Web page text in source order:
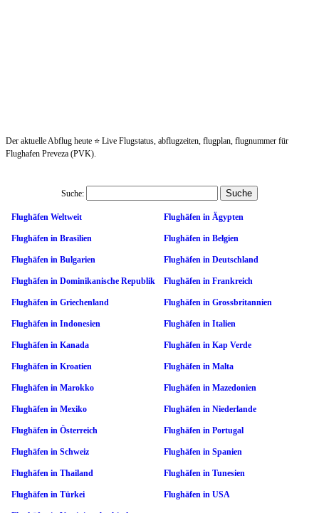
Der aktuelle Abflug heute ⭐ Live Flugstatus, abflugzeiten, flugplan, flugnummer für
Flughafen Preveza (PVK).
Suche:
Flughäfen Weltweit Flughäfen in Ägypten
Flughäfen in Brasilien Flughäfen in Belgien
Flughäfen in Bulgarien Flughäfen in Deutschland
Flughäfen in Dominikanische Republik Flughäfen in Frankreich
Flughäfen in Griechenland Flughäfen in Grossbritannien
Flughäfen in Indonesien Flughäfen in Italien
Flughäfen in Kanada Flughäfen in Kap Verde
Flughäfen in Kroatien Flughäfen in Malta
Flughäfen in Marokko Flughäfen in Mazedonien
Flughäfen in Mexiko Flughäfen in Niederlande
Flughäfen in Österreich Flughäfen in Portugal
Flughäfen in Schweiz Flughäfen in Spanien
Flughäfen in Thailand Flughäfen in Tunesien
Flughäfen in Türkei Flughäfen in USA